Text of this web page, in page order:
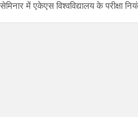
में एकेएस विश्वविद्यालय के परीक्षा